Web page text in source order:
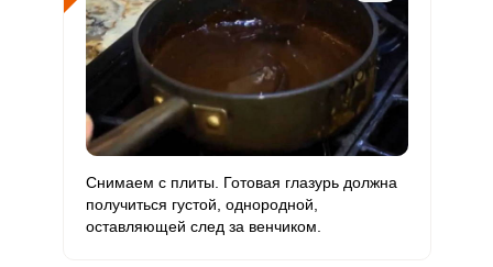
Снимаем с плиты. Готовая глазурь должна
получиться густой, однородной,
оставляющей след за венчиком.